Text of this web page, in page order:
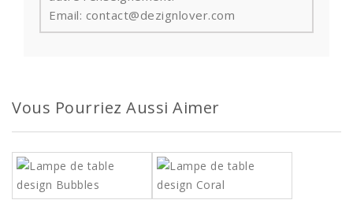
Email: contact@dezignlover.com
Vous Pourriez Aussi Aimer